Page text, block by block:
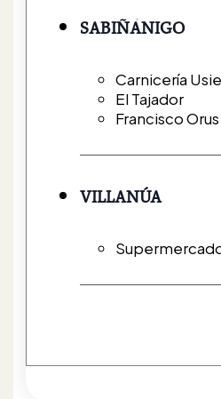
SABIÑÁNIGO
Carnicería
El Tajador
Francisco Orus
VILLANÚA